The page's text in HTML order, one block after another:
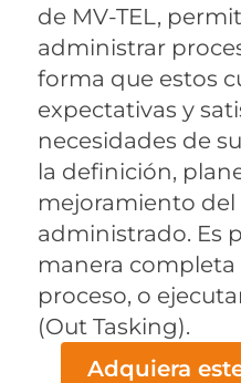
de MV-TEL,
administrar
forma que estos
expectativas y
necesidades de
la definición,
mejoramiento del
administrado. Es
manera completa
proceso, o
(Out Tasking).
Adquiera